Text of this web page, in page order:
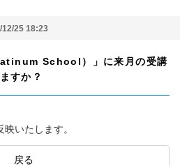
12/25 18:23
School）」に来月の受講
すか？
いたします。
戻る